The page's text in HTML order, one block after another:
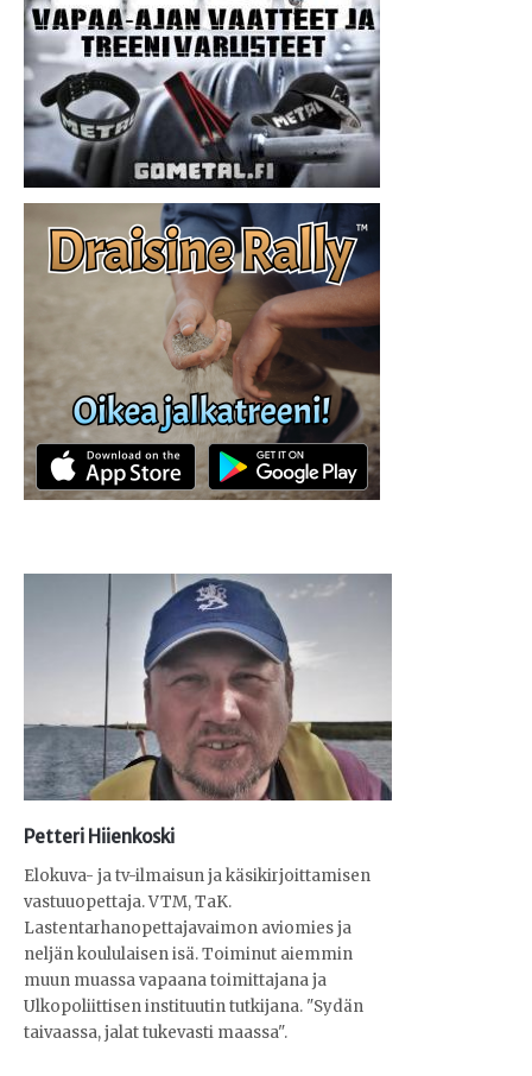
Petteri Hiienkoski
Elokuva- ja tv-ilmaisun ja käsikirjoittamisen
vastuuopettaja. VTM, TaK.
Lastentarhanopettajavaimon aviomies ja
neljän koululaisen isä. Toiminut aiemmin
muun muassa vapaana toimittajana ja
Ulkopoliittisen instituutin tutkijana. "Sydän
taivaassa, jalat tukevasti maassa".